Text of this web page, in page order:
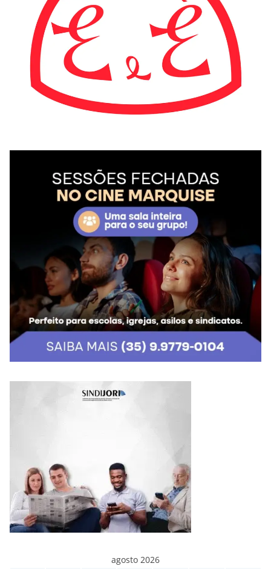
agosto 2026